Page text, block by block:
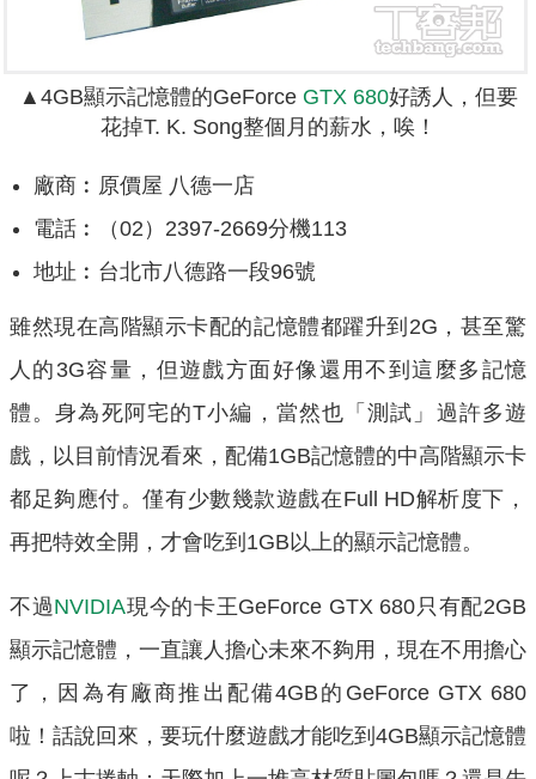
▲ 4GB顯示記憶體的GeForce GTX 680好誘人，但要
花掉T. K. Song整個月的薪水，唉！
廠商︰原價屋 八德一店
電話︰（02）2397-2669分機113
地址︰台北市八德路一段96號
雖然現在高階顯示卡配的記憶體都躍升到2G，甚至驚
人的3G容量，但遊戲方面好像還用不到這麼多記憶
體。身為死阿宅的T小編，當然也「測試」過許多遊
戲，以目前情況看來，配備1GB記憶體的中高階顯示卡
都足夠應付。僅有少數幾款遊戲在Full HD解析度下，
再把特效全開，才會吃到1GB以上的顯示記憶體。
不過NVIDIA現今的卡王GeForce GTX 680只有配2GB
顯示記憶體，一直讓人擔心未來不夠用，現在不用擔心
了，因為有廠商推出配備4GB的GeForce GTX 680
啦！話說回來，要玩什麼遊戲才能吃到4GB顯示記憶體